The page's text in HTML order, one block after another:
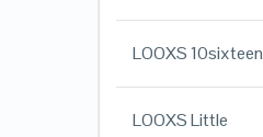
LOOXS 10sixteen
LOOXS Little